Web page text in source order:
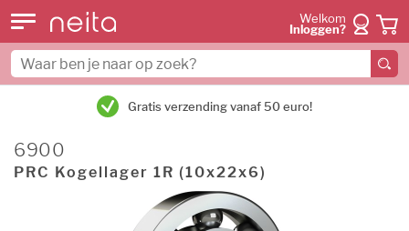
Welkom
Inloggen?
Gratis verzending vanaf 50 euro!
6900
PRC Kogellager 1R (10x22x6)